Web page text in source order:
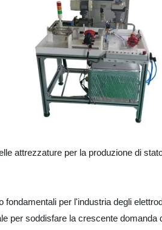
attrezzature per la produzione di
per l'industria degli
per soddisfare la crescente domanda